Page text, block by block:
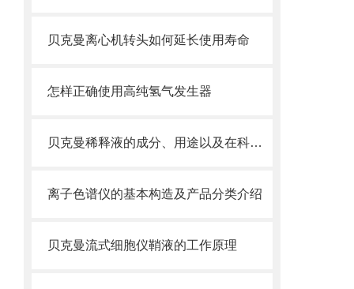
贝克曼离心机转头如何延长使用寿命
怎样正确使用高纯氢气发生器
贝克曼稀释液的成分、用途以及在科学研究中的重要性
离子色谱仪的基本构造及产品分类介绍
贝克曼流式细胞仪鞘液的工作原理